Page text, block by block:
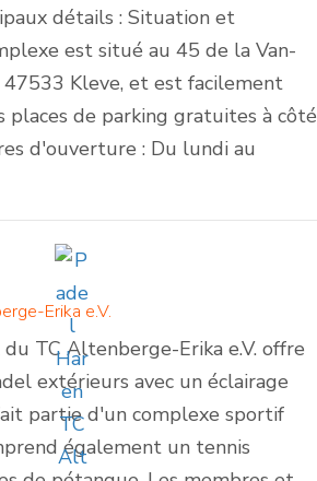
détails : Situation et
est situé au 45 de la Van-
Kleve, et est facilement
places de parking gratuites à côté
d'ouverture : Du lundi au
Erika e.V.
TC Altenberge-Erika e.V. offre
extérieurs avec un éclairage
partie d'un complexe sportif
également un tennis